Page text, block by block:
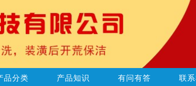
品分类 产品知识 有问有答 联